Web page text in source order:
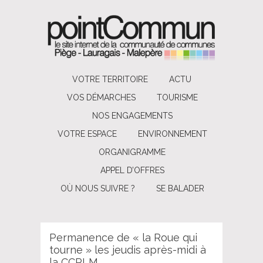
VOTRE TERRITOIRE
ACTU
VOS DÉMARCHES
TOURISME
NOS ENGAGEMENTS
VOTRE ESPACE
ENVIRONNEMENT
ORGANIGRAMME
APPEL D’OFFRES
OÙ NOUS SUIVRE ?
SE BALADER
Permanence de « la Roue qui
tourne » les jeudis après-midi à